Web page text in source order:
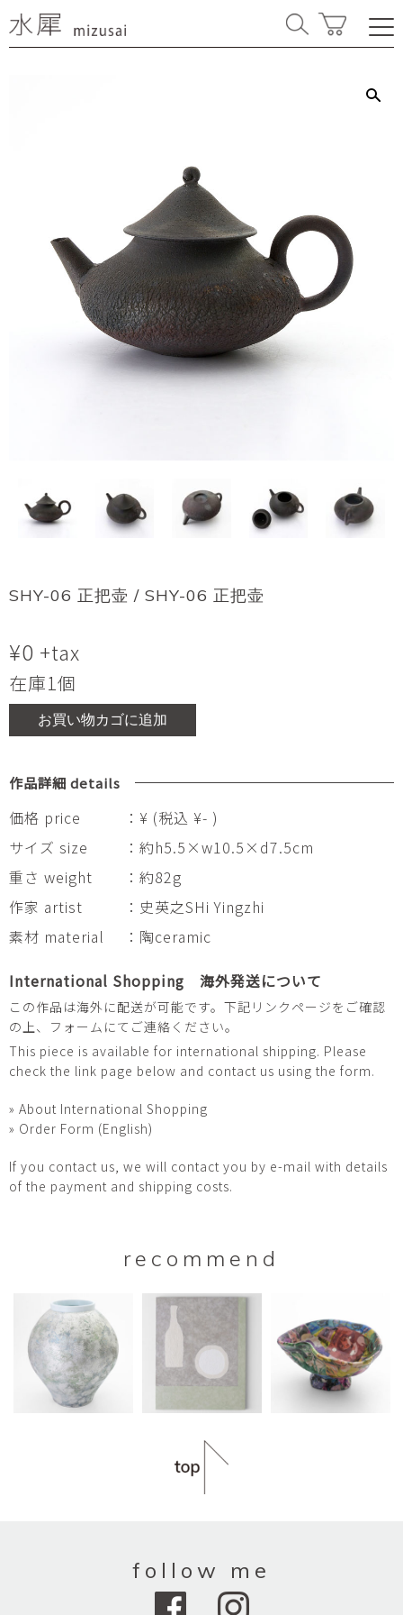
SHY-06 正把壶 / SHY-06 正把壶
¥0 +tax
在庫1個
お買い物カゴに追加
作品詳細 details
価格 price
：¥ (税込 ¥- )
サイズ size
：約h5.5×w10.5×d7.5cm
重さ weight
：約82g
作家 artist
：史英之SHi Yingzhi
素材 material
：陶ceramic
International Shopping 海外発送について
この作品は海外に配送が可能です。下記リンクページをご確認
の上、フォームにてご連絡ください。
This piece is available for international shipping. Please
check the link page below and contact us using the form.
» About International Shopping
» Order Form (English)
If you contact us, we will contact you by e-mail with details
of the payment and shipping costs.
recommend
follow me